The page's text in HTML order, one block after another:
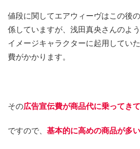
値段に関してエアウィーヴはこの後
係していますが、浅田真央さんのよ
イメージキャラクターに起用してい
費がかかります。
その広告宣伝費が商品代に乗ってき
ですので、 基本的に高めの商品が多い